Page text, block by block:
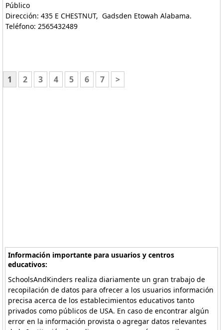
Público
Dirección: 435 E CHESTNUT, Gadsden Etowah Alabama.
Teléfono: 2565432489
1 2 3 4 5 6 7 >
Información importante para usuarios y centros
educativos:
SchoolsAndKinders realiza diariamente un gran trabajo de
recopilación de datos para ofrecer a los usuarios información
precisa acerca de los establecimientos educativos tanto
privados como públicos de USA. En caso de encontrar algún
error en la información provista o agregar datos relevantes